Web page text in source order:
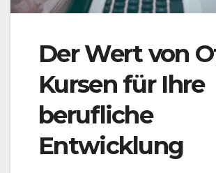
Der Wert von
Kursen für Ihre
berufliche
Entwicklung